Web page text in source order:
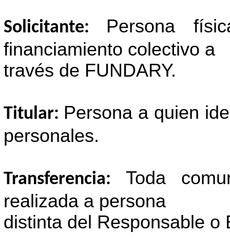
Solicitante: Persona
financiamiento colectivo a
través de FUNDARY.
Titular: Persona a quien
personales.
Transferencia: Toda
realizada a persona
distinta del Responsable o